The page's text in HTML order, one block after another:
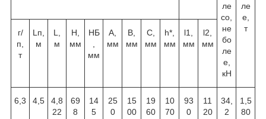
ле
со,
не
бо
ле
е,
кН
ле
е,
т
г/
п,
т
L п,
м
L
м
Н,
мм
НБ
мм
А,
мм
В,
мм
С,
мм
h*,
мм
l1
мм
l2
мм
6,3 4,5 4 8
22
69
8
14
5
25
0
15
00
19
60
10
70
93
0
11
20
34,
2
1,5
80